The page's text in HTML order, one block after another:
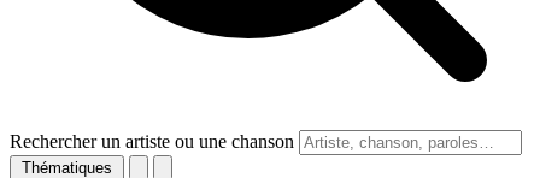
Rechercher un artiste ou une chanson
Thématiques